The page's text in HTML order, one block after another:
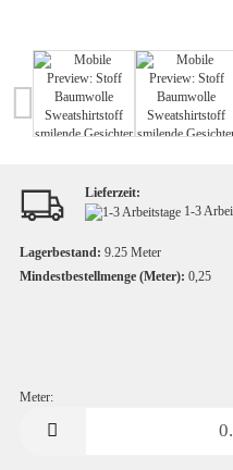
Lieferzeit:
1-3
Lagerbestand: 9.25 Meter
Mindestbestellmenge (Meter): 0,25
Meter: